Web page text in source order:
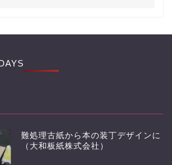
難処理古紙から本の装丁デザインに
（大和板紙株式会社）